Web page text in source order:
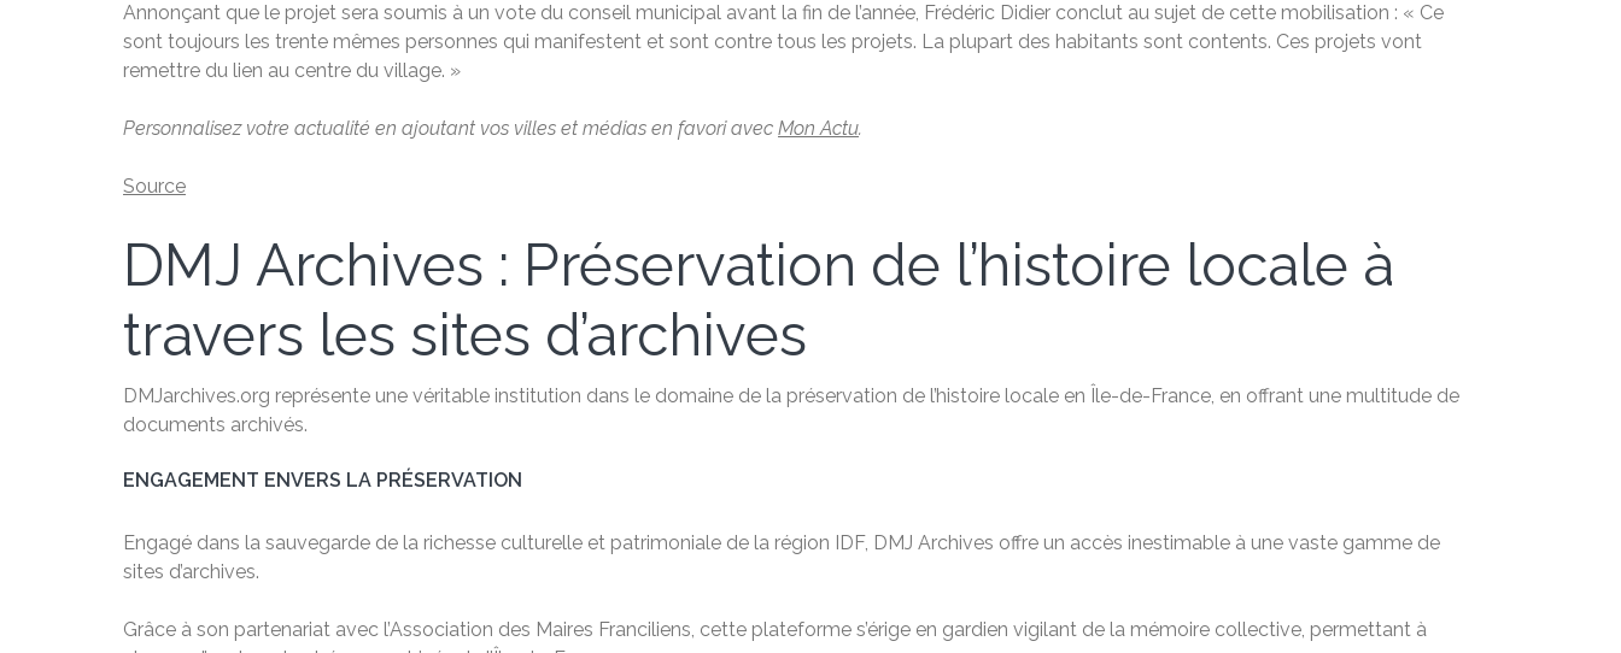
Annonçant que le projet sera soumis à un vote du conseil municipal avant la fin de l’année, Frédéric Didier conclut au sujet de cette mobilisation : « Ce
sont toujours les trente mêmes personnes qui manifestent et sont contre tous les projets. La plupart des habitants sont contents. Ces projets vont
remettre du lien au centre du village. »
Personnalisez votre actualité en ajoutant vos villes et médias en favori avec Mon Actu.
Source
DMJ Archives : Préservation de l’histoire locale à
travers les sites d’archives
DMJarchives.org représente une véritable institution dans le domaine de la préservation de l’histoire locale en Île-de-France, en offrant une multitude de
documents archivés.
ENGAGEMENT ENVERS LA PRÉSERVATION
Engagé dans la sauvegarde de la richesse culturelle et patrimoniale de la région IDF, DMJ Archives offre un accès inestimable à une vaste gamme de
sites d’archives.
Grâce à son partenariat avec l’Association des Maires Franciliens, cette plateforme s’érige en gardien vigilant de la mémoire collective, permettant à